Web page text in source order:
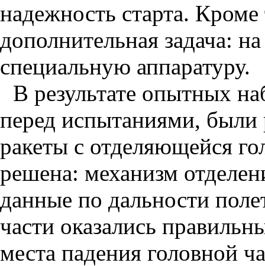
надежность старта.
дополнительная задача:
специальную аппаратуру.
В результате опытных
перед испытаниями, были
ракеты с отделяющейся
решена: механизм
данные по дальности
части оказались
места падения головной